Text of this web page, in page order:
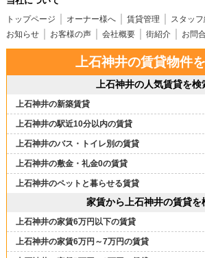
トップページ オーナー様へ 賃貸管理 スタッ
お知らせ
お客様の声 会社概要 街紹介 お問
上石神井の賃貸物件
上石神井の人気賃貸を検
上石神井の新築賃貸
上石神井の駅近10分以内の賃貸
上石神井のバス・トイレ別の賃貸
上石神井の敷金・礼金0の賃貸
上石神井のペットと暮らせる賃貸
家賃から上石神井の賃貸を
上石神井の家賃6万円以下の賃貸
上石神井の家賃6万円～7万円の賃貸